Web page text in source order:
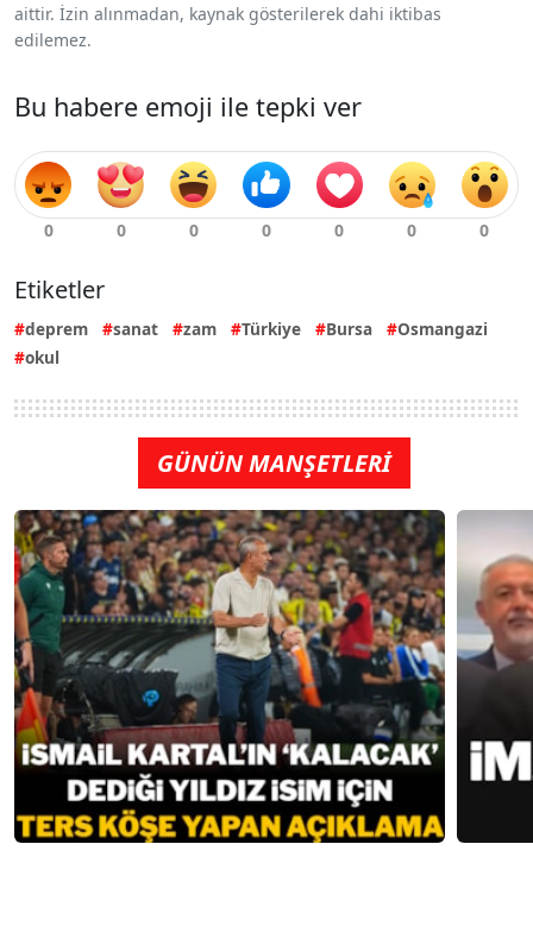
aittir. İzin alınmadan, kaynak gösterilerek dahi iktibas
edilemez.
Bu habere emoji ile tepki ver
Etiketler
deprem sanat zam Türkiye Bursa
Osmangazi
okul
GÜNÜN MANŞETLERİ